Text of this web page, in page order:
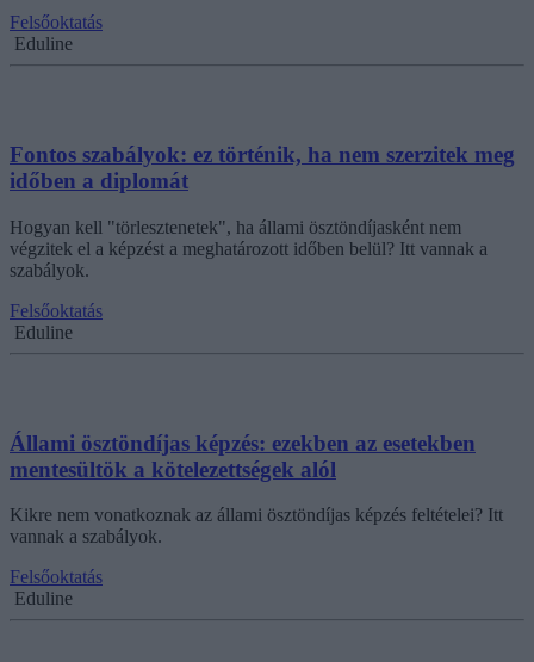
Felsőoktatás
Eduline
Fontos szabályok: ez történik, ha nem szerzitek meg
időben a diplomát
Hogyan kell "törlesztenetek", ha állami ösztöndíjasként nem
végzitek el a képzést a meghatározott időben belül? Itt vannak a
szabályok.
Felsőoktatás
Eduline
Állami ösztöndíjas képzés: ezekben az esetekben
mentesültök a kötelezettségek alól
Kikre nem vonatkoznak az állami ösztöndíjas képzés feltételei? Itt
vannak a szabályok.
Felsőoktatás
Eduline